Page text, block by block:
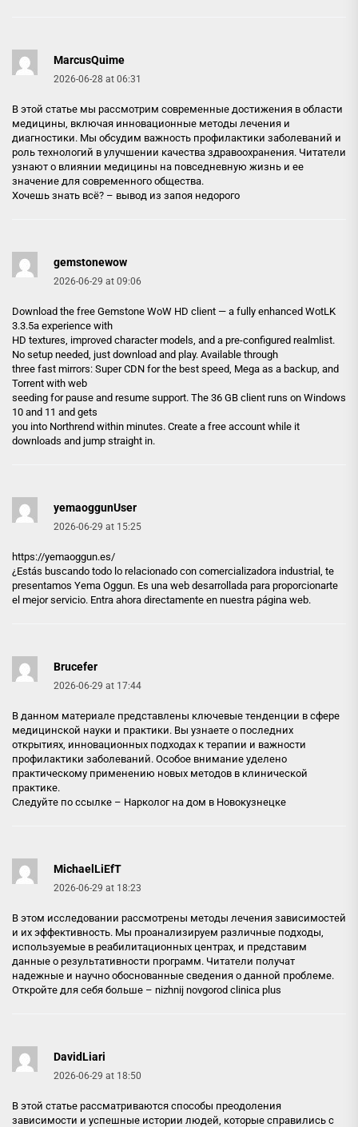
MarcusQuime
2026-06-28 at 06:31
В этой статье мы рассмотрим современные достижения в области
медицины, включая инновационные методы лечения и
диагностики. Мы обсудим важность профилактики заболеваний и
роль технологий в улучшении качества здравоохранения. Читатели
узнают о влиянии медицины на повседневную жизнь и ее
значение для современного общества.
Хочешь знать всё? – вывод из запоя недорого
gemstonewow
2026-06-29 at 09:06
Download the free Gemstone WoW HD client — a fully enhanced WotLK
3.3.5a experience with
HD textures, improved character models, and a pre-configured realmlist.
No setup needed, just download and play. Available through
three fast mirrors: Super CDN for the best speed, Mega as a backup, and
Torrent with web
seeding for pause and resume support. The 36 GB client runs on Windows
10 and 11 and gets
you into Northrend within minutes. Create a free account while it
downloads and jump straight in.
yemaoggunUser
2026-06-29 at 15:25
https://yemaoggun.es/
¿Estás buscando todo lo relacionado con comercializadora industrial, te
presentamos Yema Oggun. Es una web desarrollada para proporcionarte
el mejor servicio. Entra ahora directamente en nuestra página web.
Brucefer
2026-06-29 at 17:44
В данном материале представлены ключевые тенденции в сфере
медицинской науки и практики. Вы узнаете о последних
открытиях, инновационных подходах к терапии и важности
профилактики заболеваний. Особое внимание уделено
практическому применению новых методов в клинической
практике.
Следуйте по ссылке – Нарколог на дом в Новокузнецке
MichaelLiEfT
2026-06-29 at 18:23
В этом исследовании рассмотрены методы лечения зависимостей
и их эффективность. Мы проанализируем различные подходы,
используемые в реабилитационных центрах, и представим
данные о результативности программ. Читатели получат
надежные и научно обоснованные сведения о данной проблеме.
Откройте для себя больше – nizhnij novgorod clinica plus
DavidLiari
2026-06-29 at 18:50
В этой статье рассматриваются способы преодоления
зависимости и успешные истории людей, которые справились с